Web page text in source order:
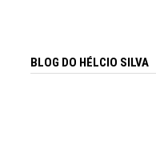
BLOG DO HÉLCIO SILVA